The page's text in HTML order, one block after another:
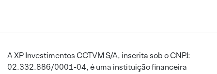
A XP Investimentos CCTVM S/A, inscrita sob o CNPJ:
02.332.886/0001-04, é uma instituição financeira